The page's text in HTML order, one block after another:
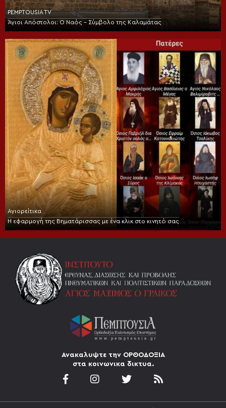
PEMPTOUSIA TV
Άγιοι Απόστολοι: Ο Ναός – Σύμβολο της Καλαμάτας
Αγιορείτικα
Η εφαρμογή της Βηματάρισσας με ένα κλικ στο κινητό σας
Ανακαλυψτε την ΟΡΘΟΔΟΞΙΑ
στα κοινωνικα δικτυα.